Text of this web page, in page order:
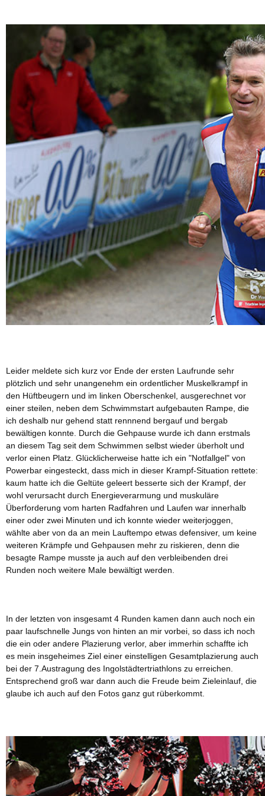
Leider meldete sich kurz vor Ende der ersten Laufrunde sehr
plötzlich und sehr unangenehm ein ordentlicher Muskelkrampf in
den Hüftbeugern und im linken Oberschenkel, ausgerechnet vor
einer steilen, neben dem Schwimmstart aufgebauten Rampe, die
ich deshalb nur gehend statt rennnend bergauf und bergab
bewältigen konnte. Durch die Gehpause wurde ich dann erstmals
an diesem Tag seit dem Schwimmen selbst wieder überholt und
verlor einen Platz. Glücklicherweise hatte ich ein "Notfallgel" von
Powerbar eingesteckt, dass mich in dieser Krampf-Situation rettete:
kaum hatte ich die Geltüte geleert besserte sich der Krampf, der
wohl verursacht durch Energieverarmung und muskuläre
Überforderung vom harten Radfahren und Laufen war innerhalb
einer oder zwei Minuten und ich konnte wieder weiterjoggen,
wählte aber von da an mein Lauftempo etwas defensiver, um keine
weiteren Krämpfe und Gehpausen mehr zu riskieren, denn die
besagte Rampe musste ja auch auf den verbleibenden drei
Runden noch weitere Male bewältigt werden.
In der letzten von insgesamt 4 Runden kamen dann auch noch ein
paar laufschnelle Jungs von hinten an mir vorbei, so dass ich noch
die ein oder andere Plazierung verlor, aber immerhin schaffte ich
es mein insgeheimes Ziel einer einstelligen Gesamtplazierung auch
bei der 7.Austragung des Ingolstädtertriathlons zu erreichen.
Entsprechend groß war dann auch die Freude beim Zieleinlauf, die
glaube ich auch auf den Fotos ganz gut rüberkommt.